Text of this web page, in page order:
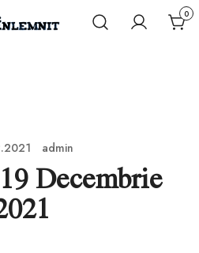
0
admin
Decembrie